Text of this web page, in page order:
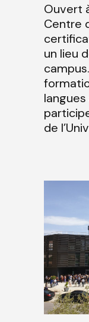
Ouvert
Centre
un lieu
de